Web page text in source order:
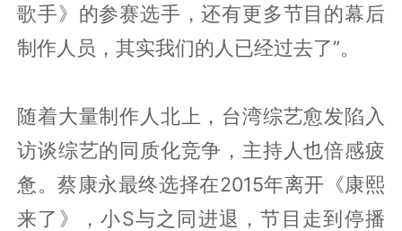
歌手》的参赛选手，还有更多节目的幕后
制作人员，其实我们的人已经过去了”。
随着大量制作人北上，台湾综艺愈发陷入
访谈综艺的同质化竞争，主持人也倍感疲
惫。蔡康永最终选择在2015年离开《康熙
来了》，小S与之同进退，节目走到停播